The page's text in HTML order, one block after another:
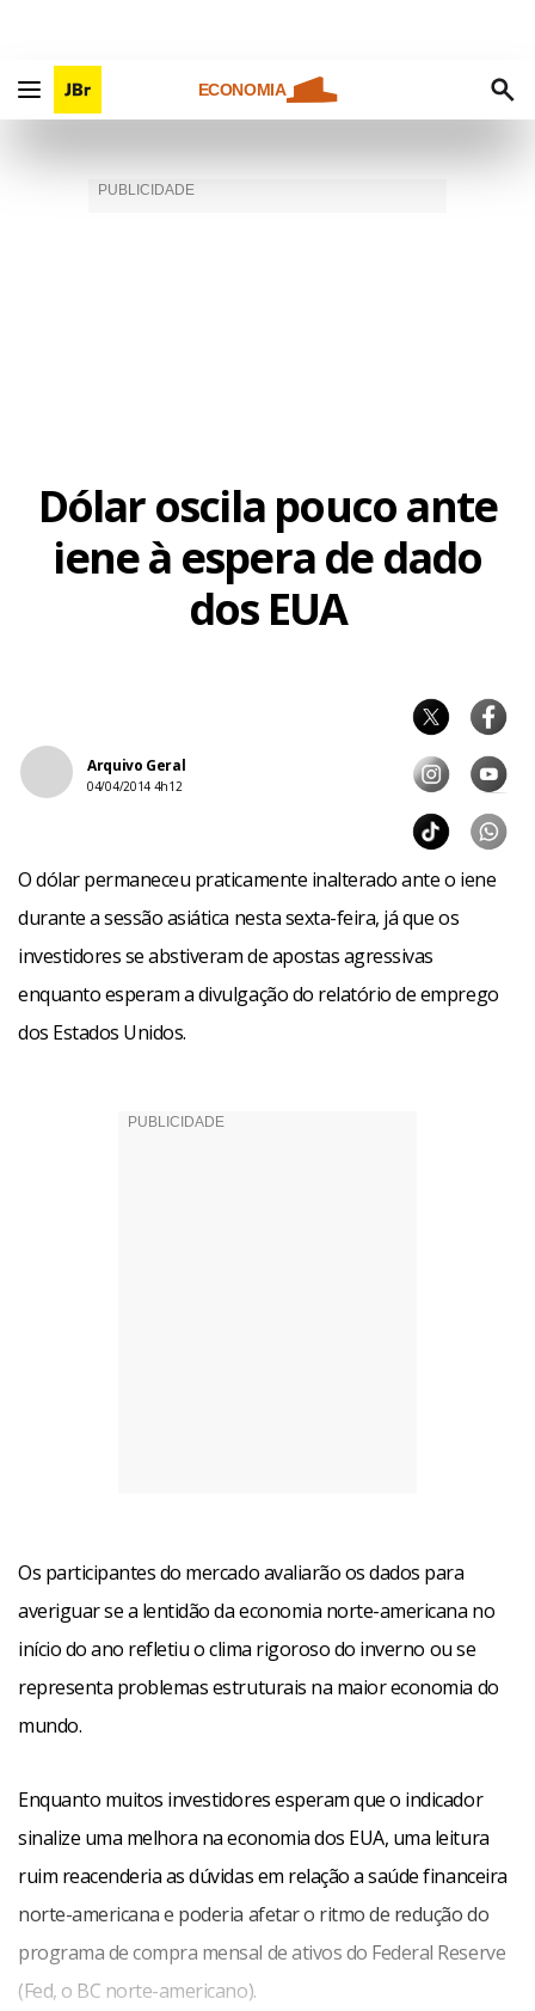
ECONOMIA
Dólar oscila pouco ante
iene à espera de dado
dos EUA
Arquivo Geral
04/04/2014 4h12
O dólar permaneceu praticamente inalterado ante o iene
durante a sessão asiática nesta sexta-feira, já que os
investidores se abstiveram de apostas agressivas
enquanto esperam a divulgação do relatório de emprego
dos Estados Unidos.
Os participantes do mercado avaliarão os dados para
averiguar se a lentidão da economia norte-americana no
início do ano refletiu o clima rigoroso do inverno ou se
representa problemas estruturais na maior economia do
mundo.
Enquanto muitos investidores esperam que o indicador
sinalize uma melhora na economia dos EUA, uma leitura
ruim reacenderia as dúvidas em relação a saúde financeira
norte-americana e poderia afetar o ritmo de redução do
programa de compra mensal de ativos do Federal Reserve
(Fed, o BC norte-americano).